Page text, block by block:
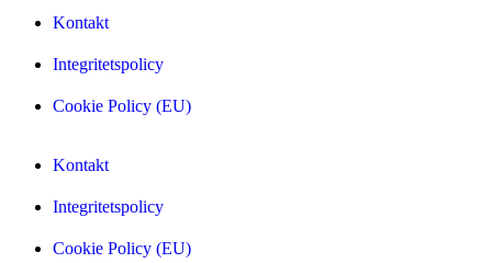
Kontakt
Integritetspolicy
Cookie Policy (EU)
Kontakt
Integritetspolicy
Cookie Policy (EU)